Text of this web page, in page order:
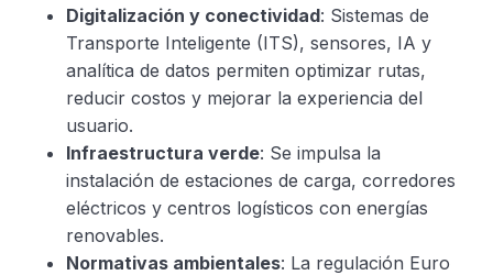
Digitalización y conectividad: Sistemas de
Transporte Inteligente (ITS), sensores, IA y
analítica de datos permiten optimizar rutas,
reducir costos y mejorar la experiencia del
usuario.
Infraestructura verde: Se impulsa la
instalación de estaciones de carga, corredores
eléctricos y centros logísticos con energías
renovables.
Normativas ambientales: La regulación Euro